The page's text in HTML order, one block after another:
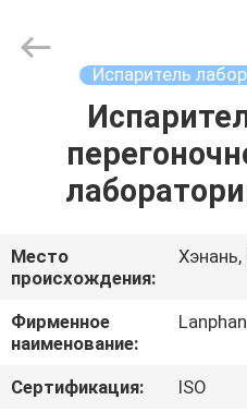
ПРОДУКТЫ
РОЛИКИ
О
НАС
Industry
Co.,Ltd.
Испаритель
Место
происхождения:
Хэнань,
Фирменное
наименование:
Lanphan
Сертификация:
ISO